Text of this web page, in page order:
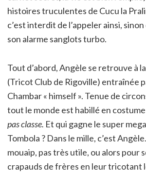
histoires truculentes de Cucu la
c’est interdit de l’appeler ainsi,
son alarme sanglots turbo.
Tout d’abord, Angèle se retrouve à
(Tricot Club de Rigoville) entraînée
Chambar « himself ». Tenue de
tout le monde est habillé en
pas classe. Et qui gagne le super
Tombola ? Dans le mille, c’est
mouaip, pas très utile, ou alors pour
crapauds de frères en leur tricotant